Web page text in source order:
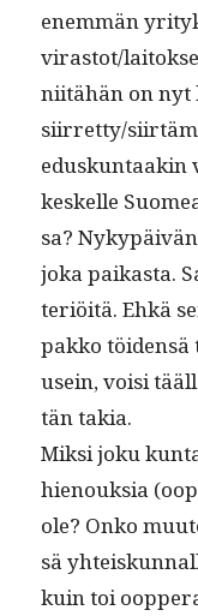
enem­män
virastot/
niitähän on nyt
siirretty/
eduskun­taakin
keskelle
sa?
joka paikas­ta.
ter­iöitä. Ehkä
pakko
usein, voisi
tän takia.
Mik­si joku
hienouk­sia
ole? Onko
sä
kuin toi